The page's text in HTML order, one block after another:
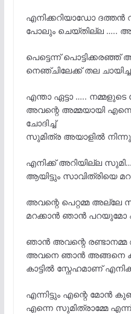
എനിക്കറിയാഡോ ദത്തൻ
പോലും ചെയ്തില്ല …..
പെട്ടെന്ന്
നെഞ്ചിലേക്ക് തല
എന്താ ഏട്ടാ …..
അവന്റെ അമ്മയായി
ചോദിച്ച്
സുമിത്ര അയാളിൽ
എനിക്ക് അറിയില്ല
ആയിട്ടും സാവിത്രിയെ
അവന്റെ പെറ്റമ്മ അല്ലേ
മറക്കാൻ ഞാൻ പറയുമോ
ഞാൻ അവന്റെ
അവനെ ഞാൻ അങ്ങനെ
കാട്ടിൽ സ്നേഹമാണ്
എന്നിട്ടും എന്റെ മോൻ
എന്നെ സുമിത്രാമ്മേ എന്ന്